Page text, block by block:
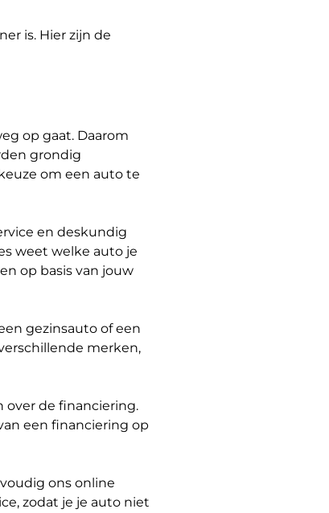
is. Hier zijn de
op gaat. Daarom
grondig
om een auto te
en deskundig
weet welke auto je
op basis van jouw
gezinsauto of een
merken,
de financiering.
een financiering op
ons online
zodat je je auto niet